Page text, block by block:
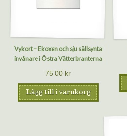
Vykort – Ekoxen och sju sällsynta
invånare i Östra Vätterbranterna
75.00 kr
Lägg till i varukorg